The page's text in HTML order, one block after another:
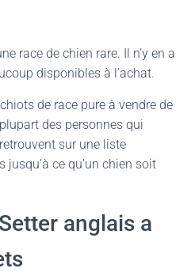
race de chien rare. Il n’y en a
disponibles à l’achat.
de race pure à vendre de
des personnes qui
sur une liste
jusqu’à ce qu’un chien soit
anglais a